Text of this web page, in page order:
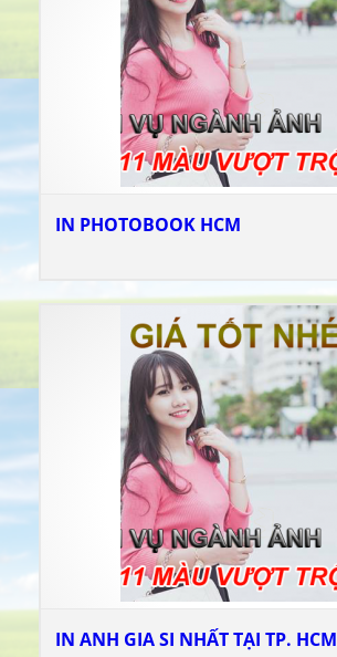
IN PHOTOBOOK HCM
IN ANH GIA SI NHẤT TẠI TP. HCM